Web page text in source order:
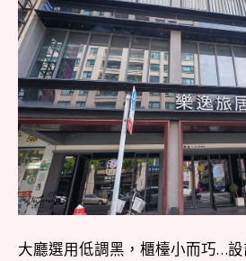
大廳選用低調黑，櫃檯小而巧…